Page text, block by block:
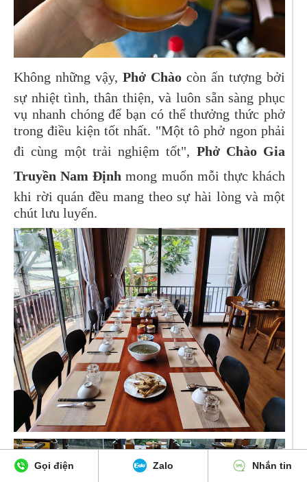
Không những vậy, Phở Chào còn ấn tượng bởi
sự nhiệt tình, thân thiện, và luôn sẵn sàng phục
vụ nhanh chóng để bạn có thể thưởng thức phở
trong điều kiện tốt nhất. "Một tô phở ngon phải
đi cùng một trải nghiệm tốt", Phở Chào Gia
Truyền Nam Định mong muốn mỗi thực khách
khi rời quán đều mang theo sự hài lòng và một
chút lưu luyến.
Gọi điện Zalo Nhắn tin